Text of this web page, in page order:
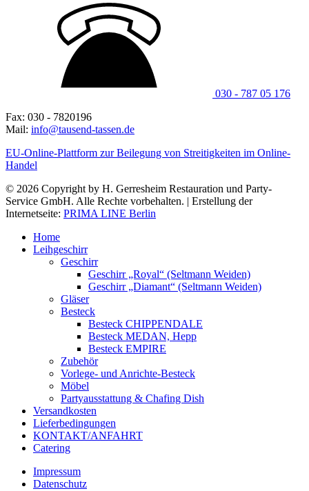
030 - 787 05 176
Fax: 030 - 7820196
Mail: info@tausend-tassen.de
EU-Online-Plattform zur Beilegung von Streitigkeiten im Online-
Handel
© 2026 Copyright by H. Gerresheim Restauration und Party-
Service GmbH. Alle Rechte vorbehalten. | Erstellung der
Internetseite: PRIMA LINE Berlin
Home
Leihgeschirr
Geschirr
Geschirr „Royal“ (Seltmann Weiden)
Geschirr „Diamant“ (Seltmann Weiden)
Gläser
Besteck
Besteck CHIPPENDALE
Besteck MEDAN, Hepp
Besteck EMPIRE
Zubehör
Vorlege- und Anrichte-Besteck
Möbel
Partyausstattung & Chafing Dish
Versandkosten
Lieferbedingungen
KONTAKT/ANFAHRT
Catering
Impressum
Datenschutz